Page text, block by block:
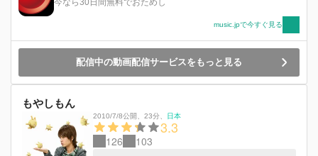
music.jpで今すぐ見る
配信中の動画配信サービスをもっと見る
もやしもん
2010/7/8公開 23分 日本
3.3
126 103